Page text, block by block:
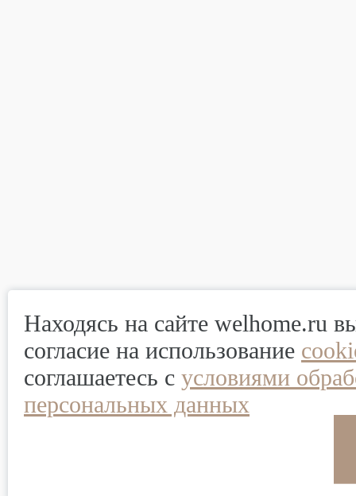
Находясь на сайте welhome.ru
согласие на использование
соглашаетесь с условиями
персональных данных